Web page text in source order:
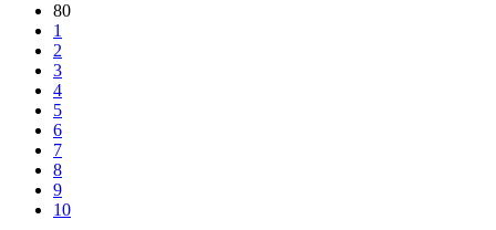
80
1
2
3
4
5
6
7
8
9
10